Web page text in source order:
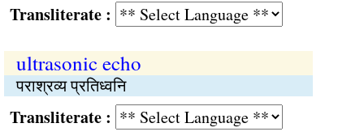
:
ultrasonic echo
पराश्रव्य प्रतिध्वनि
: